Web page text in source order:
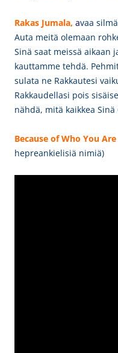
Rakas Jumala, avaa
Auta meitä olemaan
Sinä saat meissä aikaan
kauttamme tehdä.
sulata ne Rakkautesi
Rakkaudellasi pois
nähdä, mitä kaikkea
Because ofWho You Are
hepreankielisiä nimiä)